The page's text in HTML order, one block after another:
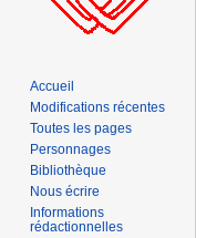
Accueil
Modifications récentes
Toutes les pages
Personnages
Bibliothèque
Nous écrire
Informations
rédactionnelles